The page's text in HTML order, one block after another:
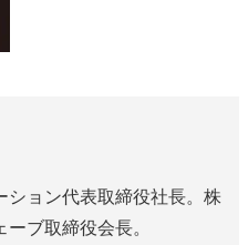
ョン代表取締役社長。株
ブ取締役会長。